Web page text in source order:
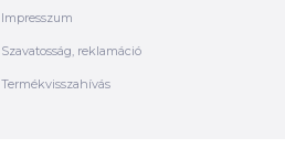
Impresszum
Szavatosság, reklamáció
Termékvisszahívás